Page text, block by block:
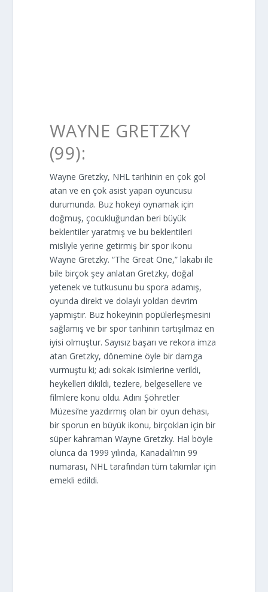
WAYNE GRETZKY
(99):
Wayne Gretzky, NHL tarihinin en çok gol
atan ve en çok asist yapan oyuncusu
durumunda. Buz hokeyi oynamak için
doğmuş, çocukluğundan beri büyük
beklentiler yaratmış ve bu beklentileri
misliyle yerine getirmiş bir spor ikonu
Wayne Gretzky. “The Great One,” lakabı ile
bile birçok şey anlatan Gretzky, doğal
yetenek ve tutkusunu bu spora adamış,
oyunda direkt ve dolaylı yoldan devrim
yapmıştır. Buz hokeyinin popülerleşmesini
sağlamış ve bir spor tarihinin tartışılmaz en
iyisi olmuştur. Sayısız başarı ve rekora imza
atan Gretzky, dönemine öyle bir damga
vurmuştu ki; adı sokak isimlerine verildi,
heykelleri dikildi, tezlere, belgesellere ve
filmlere konu oldu. Adını Şöhretler
Müzesi’ne yazdırmış olan bir oyun dehası,
bir sporun en büyük ikonu, birçokları için bir
süper kahraman Wayne Gretzky. Hal böyle
olunca da 1999 yılında, Kanadalı’nın 99
numarası, NHL tarafından tüm takımlar için
emekli edildi.